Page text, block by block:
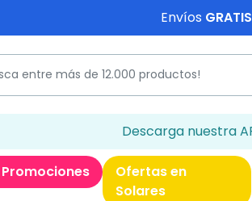
Envíos GRATIS
Descarga nuestra
Promociones
Ofertas en
Solares